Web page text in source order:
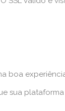
boa
sua